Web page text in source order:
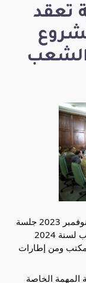
تعقد
الشعب
عقدت لجنة المالية والميزانية يوم الخميس 09 نوفمبر 2023 جلسة
استماع حول مشروع ميزانية مجلس نواب الشعب لسنة 2024
ومن إطارات
المهمة الخاصة